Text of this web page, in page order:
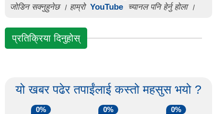
जोडिन सक्नुहुनेछ । हाम्रो YouTube च्यानल पनि हेर्नु होला ।
प्रतिक्रिया दिनुहोस्
यो खबर पढेर तपाईंलाई कस्तो महसुस भयो ?
0% 0% 0%